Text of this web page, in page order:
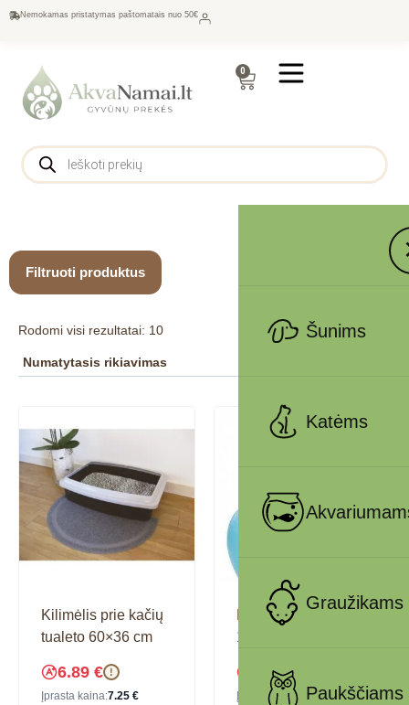
Nemokamas pristatymas paštomatais nuo 50€
0
Šunims
Katėms
Graužikams
Paukščiams
Filtruoti produktus
Rodomi visi rezultatai: 10
Kilimėlis prie kačių
tualeto 60×36 cm
6.89 € !
Įprasta kaina:7.25 €
Lopetėlė tualetui
1044.1
6.17€
Įprasta kaina: 6.49€